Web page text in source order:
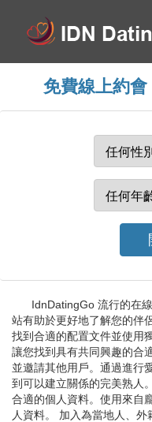
免費線上約
IdnDatingGo 流行的在
站有助於更好地了解您的伴
找到合適的配置文件並使用
讓您找到具有共同興趣的合
並邀請其他用戶。通過進行
到可以建立關係的完美熟人
合適的個人資料。使用來自
人資料。 加入為當地人、